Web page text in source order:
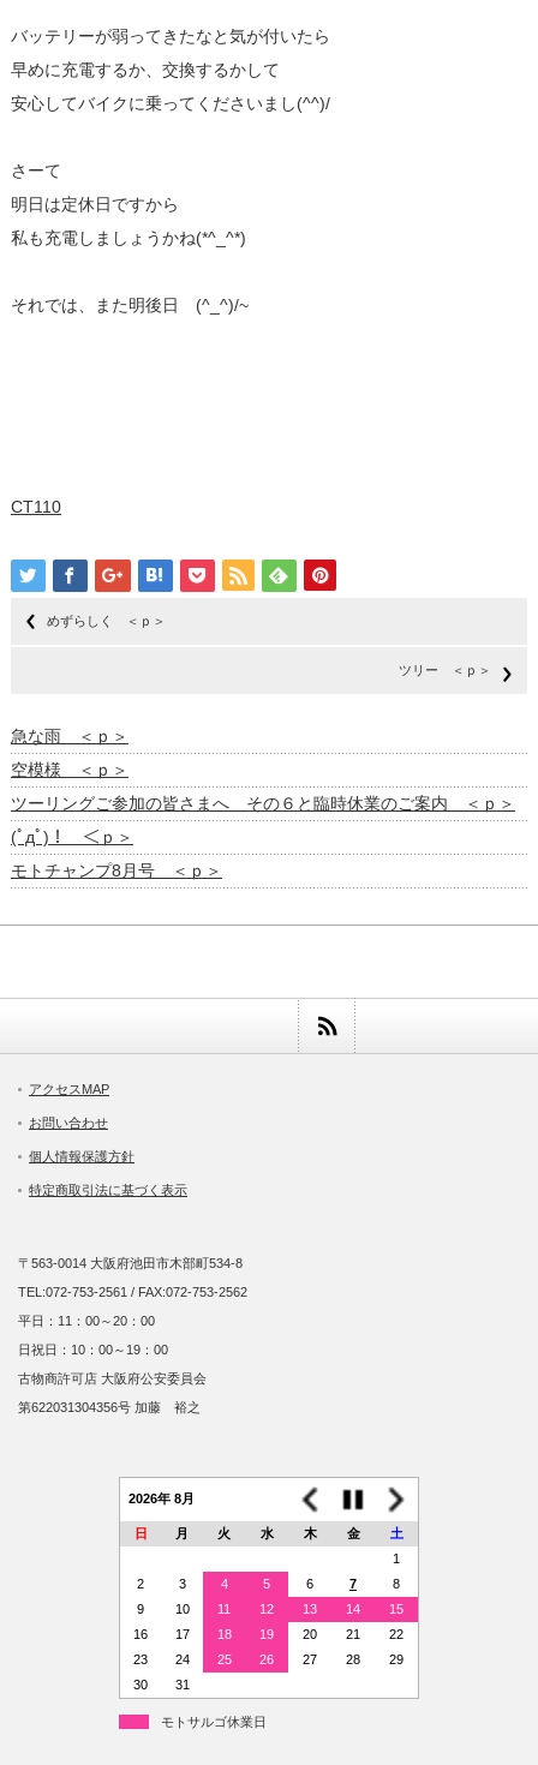
バッテリーが弱ってきたなと気が付いたら
早めに充電するか、交換するかして
安心してバイクに乗ってくださいまし(^^)/
さーて
明日は定休日ですから
私も充電しましょうかね(*^_^*)
それでは、また明後日 (^_^)/~
CT110
めずらしく ＜ｐ＞
ツリー ＜ｐ＞
急な雨 ＜ｐ＞
空模様 ＜ｐ＞
ツーリングご参加の皆さまへ その６と臨時休業のご案内 ＜ｐ＞
(ﾟдﾟ)！ ＜ｐ＞
モトチャンプ8月号 ＜ｐ＞
アクセスMAP
お問い合わせ
個人情報保護方針
特定商取引法に基づく表示
〒563-0014 大阪府池田市木部町534-8
TEL:072-753-2561 / FAX:072-753-2562
平日：11：00～20：00
日祝日：10：00～19：00
古物商許可店 大阪府公安委員会
第622031304356号 加藤 裕之
2026年 8月
日 月 火 水 木 金
土
1
2
3 4 5 6 7
8
9
10 11 12 13 14
15
16
17 18 19 20 21
22
23
24 25 26 27 28
29
30
31
モトサルゴ休業日